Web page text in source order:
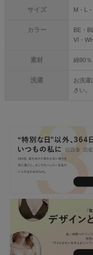
サイズ M・L
カラー
BE・
VI・WH
素材 綿90
洗濯
お洗濯
さい。